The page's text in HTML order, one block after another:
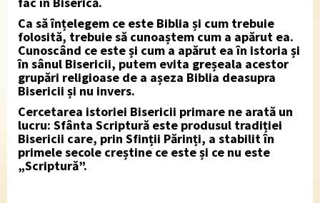
Ca să înțelegem ce este Biblia și cum trebuie
folosită, trebuie să cunoaștem cum a apărut ea.
Cunoscând ce este și cum a apărut ea în istoria și
în sânul Bisericii, putem evita greșeala acestor
grupări religioase de a așeza Biblia deasupra
Bisericii și nu invers.
Cercetarea istoriei Bisericii primare ne arată un
lucru: Sfânta Scriptură este produsul tradiției
Bisericii care, prin Sfinții Părinți, a stabilit în
primele secole creștine ce este și ce nu este
„Scriptură”.